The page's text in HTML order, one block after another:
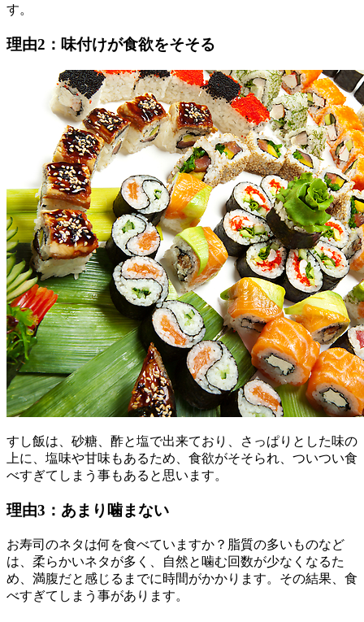
す。
理由2：味付けが食欲をそそる
すし飯は、砂糖、酢と塩で出来ており、さっぱりとした味の
上に、塩味や甘味もあるため、食欲がそそられ、ついつい食
べすぎてしまう事もあると思います。
理由3：あまり噛まない
お寿司のネタは何を食べていますか？脂質の多いものなど
は、柔らかいネタが多く、自然と噛む回数が少なくなるた
め、満腹だと感じるまでに時間がかかります。その結果、食
べすぎてしまう事があります。